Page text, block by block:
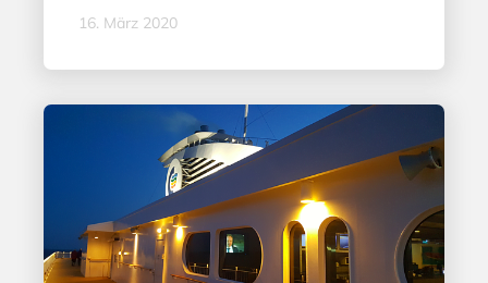
16. März 2020